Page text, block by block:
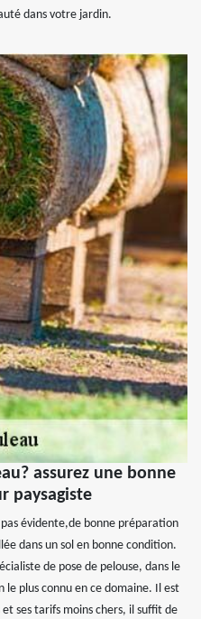
dans votre jardin.
assurez une bonne
paysagiste
évidente,de bonne préparation
dans un sol en bonne condition.
de pose de pelouse, dans le
le plus connu en ce domaine. Il est
ses tarifs moins chers, il suffit de